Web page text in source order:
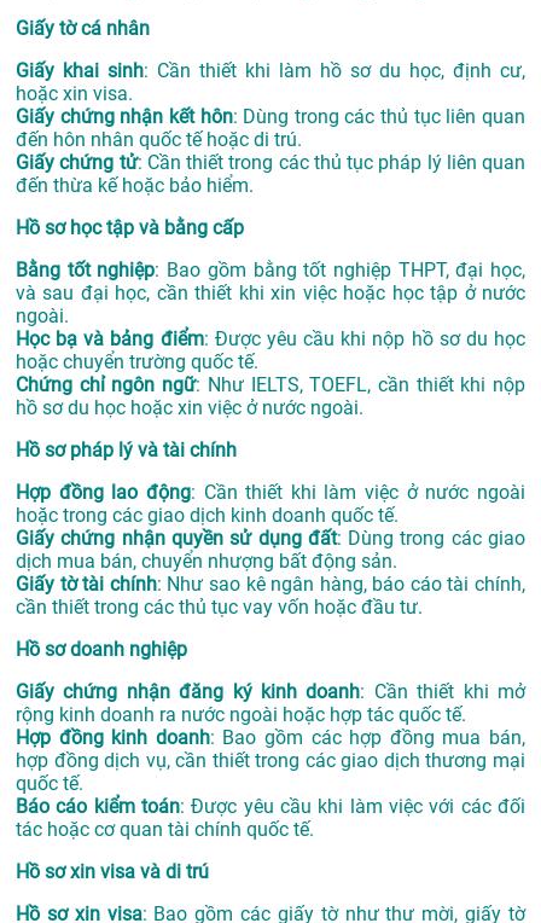
Giấy tờ cá nhân
Giấy khai sinh: Cần thiết khi làm hồ sơ du học, định cư,
hoặc xin visa.
Giấy chứng nhận kết hôn: Dùng trong các thủ tục liên quan
đến hôn nhân quốc tế hoặc di trú.
Giấy chứng tử: Cần thiết trong các thủ tục pháp lý liên quan
đến thừa kế hoặc bảo hiểm.
Hồ sơ học tập và bằng cấp
Bằng tốt nghiệp: Bao gồm bằng tốt nghiệp THPT, đại học,
và sau đại học, cần thiết khi xin việc hoặc học tập ở nước
ngoài.
Học bạ và bảng điểm: Được yêu cầu khi nộp hồ sơ du học
hoặc chuyển trường quốc tế.
Chứng chỉ ngôn ngữ: Như IELTS, TOEFL, cần thiết khi nộp
hồ sơ du học hoặc xin việc ở nước ngoài.
Hồ sơ pháp lý và tài chính
Hợp đồng lao động: Cần thiết khi làm việc ở nước ngoài
hoặc trong các giao dịch kinh doanh quốc tế.
Giấy chứng nhận quyền sử dụng đất: Dùng trong các giao
dịch mua bán, chuyển nhượng bất động sản.
Giấy tờ tài chính: Như sao kê ngân hàng, báo cáo tài chính,
cần thiết trong các thủ tục vay vốn hoặc đầu tư.
Hồ sơ doanh nghiệp
Giấy chứng nhận đăng ký kinh doanh: Cần thiết khi mở
rộng kinh doanh ra nước ngoài hoặc hợp tác quốc tế.
Hợp đồng kinh doanh: Bao gồm các hợp đồng mua bán,
hợp đồng dịch vụ, cần thiết trong các giao dịch thương mại
quốc tế.
Báo cáo kiểm toán: Được yêu cầu khi làm việc với các đối
tác hoặc cơ quan tài chính quốc tế.
Hồ sơ xin visa và di trú
Hồ sơ xin visa: Bao gồm các giấy tờ như thư mời, giấy tờ